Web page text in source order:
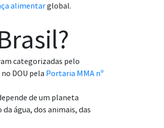
alimentarglobal.
categorizadas pelo
DOU pela Portaria MMA nº
de um planeta
água, dos animais, das